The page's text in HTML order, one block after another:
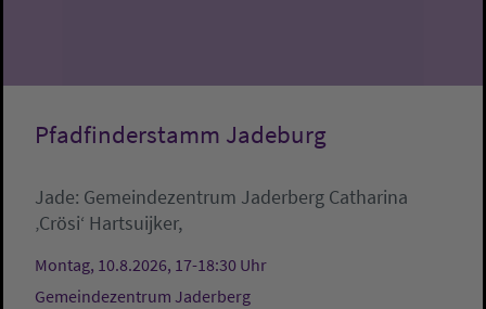
Pfadfinderstamm Jadeburg
Jade: Gemeindezentrum Jaderberg Catharina
‚Crösi‘ Hartsuijker,
Montag, 10.8.2026, 17-18:30 Uhr
Gemeindezentrum Jaderberg